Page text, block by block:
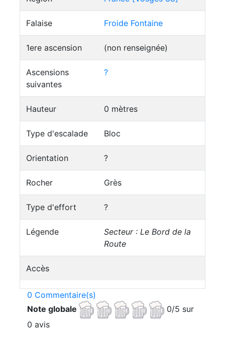
Falaise Froide Fontaine
1ere ascension (non renseignée)
Ascensions
suivantes
?
Hauteur 0 mètres
Type d'escalade Bloc
Orientation ?
Rocher Grès
Type d'effort ?
Légende
Secteur : Le Bord de la
Route
Accès
0 Commentaire(s)
Note globale
0/5 sur
0 avis